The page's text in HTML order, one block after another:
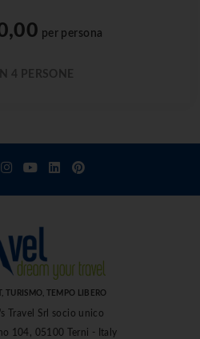
per persona
4 PERSONE
TURISMO, TEMPO LIBERO
Travel Srl socio unico
104, 05100 Terni - Italy